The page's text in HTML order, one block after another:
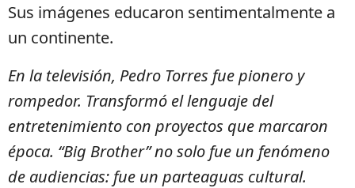
Sus imágenes educaron sentimentalmente a
un continente.
En la televisión, Pedro Torres fue pionero y
rompedor. Transformó el lenguaje del
entretenimiento con proyectos que marcaron
época. “Big Brother” no solo fue un fenómeno
de audiencias: fue un parteaguas cultural.